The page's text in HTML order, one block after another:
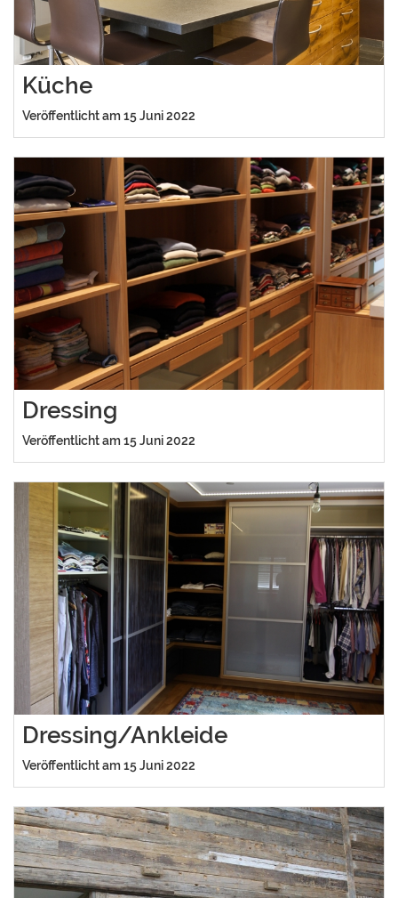
Küche
Veröffentlicht am 15 Juni 2022
Dressing
Veröffentlicht am 15 Juni 2022
Dressing/Ankleide
Veröffentlicht am 15 Juni 2022